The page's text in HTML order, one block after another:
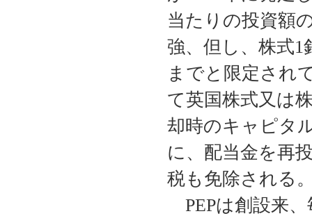
当たりの投資額
強、但し、株式1
までと限定され
て英国株式又は
却時のキャピタ
に、配当金を再
税も免除される
PEPは創設来、